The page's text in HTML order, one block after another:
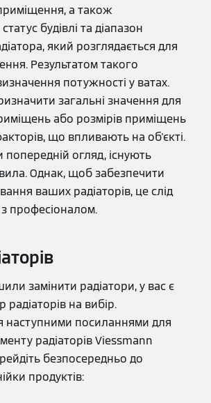
а також
будівлі та діапазон
який розглядається для
Результатом такого
потужності у ватах.
загальні значення для
або розмірів приміщень
що впливають на об'єкті.
огляд, існують
Однак, щоб забезпечити
ваших радіаторів, це слід
професіоналом.
замінити радіатори, у вас є
на вибір.
наступними посиланнями для
радіаторів Viessmann
безпосередньо до
продуктів: